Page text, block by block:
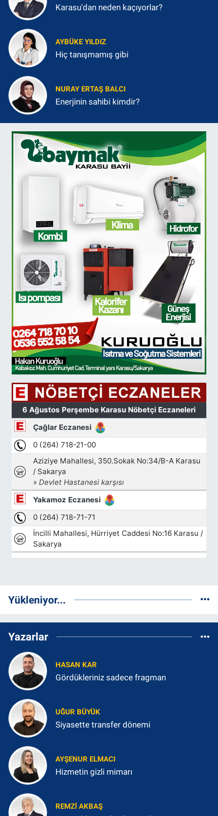
Karasu'dan neden kaçıyorlar?
AYBÜKE YILDIZ
Hiç tanışmamış gibi
NURAY ERTAŞ BALCI
Enerjinin sahibi kimdir?
Yükleniyor...
Yazarlar
HASAN KAR
Gördükleriniz sadece fragman
UĞUR BÜYÜK
Siyasette transfer dönemi
AYŞENUR ELMACI
Hizmetin gizli mimarı
REMZI AKBAŞ